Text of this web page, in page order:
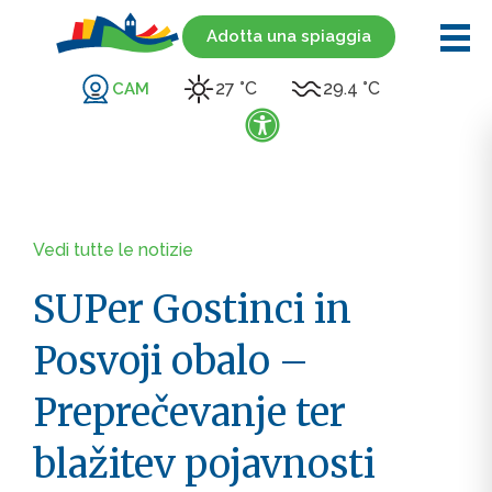
Adotta una spiaggia
CAM 27 °C 29.4 °C
Vedi tutte le notizie
SUPer Gostinci in
Posvoji obalo –
Preprečevanje ter
blažitev pojavnosti